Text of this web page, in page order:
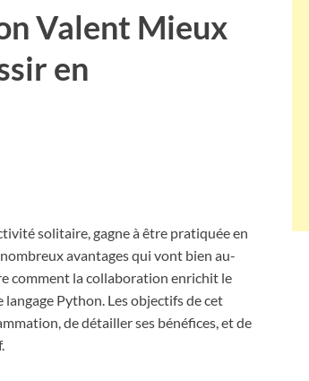
Valent Mieux
en
solitaire, gagne à être pratiquée en
avantages qui vont bien au-
comment la collaboration enrichit le
Python. Les objectifs de cet
de détailler ses bénéfices, et de